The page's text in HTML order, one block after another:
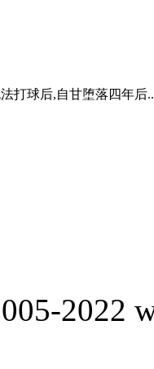
打球后,自甘堕落四年后
2022